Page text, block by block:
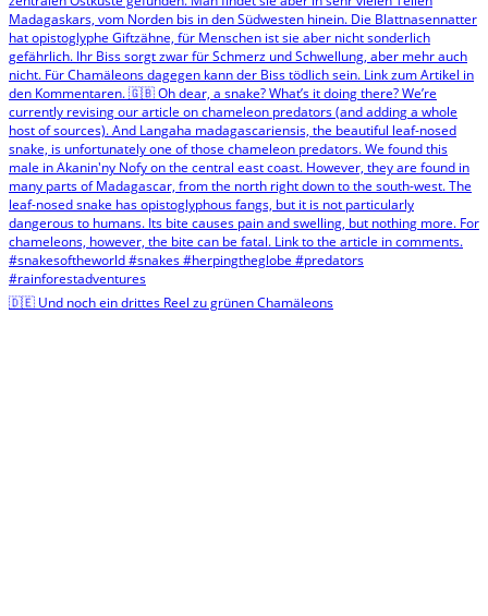
🇩🇪 Und noch ein drittes Reel zu grünen Chamäleons